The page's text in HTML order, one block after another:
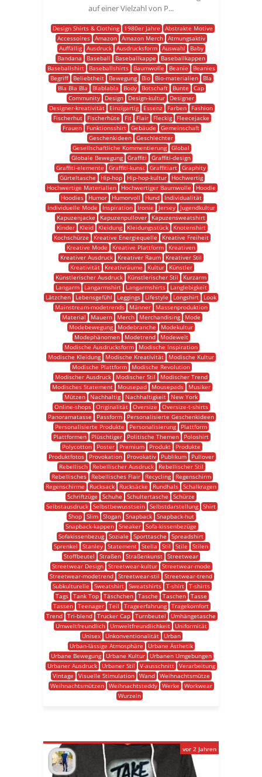
auf einer Vielzahl von P...
Design Shirts & Clothing 1980er Jahre
Abstrakte Motive
Accessoires
Amazon Amazon Merch
Atmungsaktiv
Auffällig
Ausdruck Ausdrucksform Auswahl
Baby
Bandana
Baseball Baseballkappe
Baseballkappen
Baseballshirt
Baseballshirts Baumwolle Beanie
Beanies
Begriff
Beliebtheit Bewegung Bio Bio-materialien
Bla
Bla Bla Bla
Blablabla Body Botschaft Bunte
Cap
Community
Design Design-kultur
Designer
Designer-kreativität
Einzigartig Essenz Farben
Fashion
Fischerhut
Fischerhüte Fit Flair Fleckig
Fleecejacke
Frauen
Funktionsshirt Gebäude
Gemeinschaft
Geschenkideen Geschlechter
Gesellschaftliche Kommentierung Global
Globale Bewegung Graffiti
Graffiti-design
Graffiti-elemente
Graffiti-kunst Graffitiart Graphity
Gürteltasche
Hip-hop Hip-hop-kultur
Hochwertig
Hochwertige Materialien
Hochwertiger Baumwolle
Hoodie
Hoodies
Humor Humorvoll Hund
Individualität
Individuelle Mode
Inspiration Ironie Jersey
Jugendkultur
Kapuzenjacke
Kapuzenpullover
Kapuzensweatshirt
Kinder
Kleid Kleidung Kleidungsstück
Knotenshirt
Kochschürze
Kreative Energiequelle
Kreative Freiheit
Kreative Mode
Kreative Plattform
Kreativen
Kreativer Ausdruck
Kreativer Raum
Kreativer Stil
Kreativität
Kreativräume Kultur
Künstler
Künstlerischer Ausdruck
Künstlerischer Stil
Kurzarm
Langarm
Langarmshirt Langarmshirts
Langlebigkeit
Lätzchen
Lebensgefühl Leggings Lifestyle Longshirt
Look
Mainstream-modetrends
Männer
Massenproduktion
Material
Mauern Merch Merchandising
Mode
Modebewegung
Modebranche
Modekultur
Modephänomen
Modetrend
Modewelt
Modische Ausdrucksform
Modische Inspiration
Modische Kleidung
Modische Kreativität
Modische Kultur
Modische Plattform
Modische Revolution
Modischer Ausdruck
Modischer Stil
Modischer Trend
Modisches Statement
Mousepad Mousepads
Musiker
Mützen
Nachhaltig Nachhaltigkeit
New York
Online-shops
Originalität Oversize
Oversize-t-shirts
Panoramatasse
Passform
Personalisierte Geschenkideen
Personalisierte Produkte
Personalisierung
Plattform
Plattformen
Plüschtiger Politische Themen
Poloshirt
Polycotton
Poster Premium Produkt
Produkte
Produktfotos
Provokation Provokativ Publikum
Pullover
Rebellisch
Rebellischer Ausdruck
Rebellischer Stil
Rebellisches
Rebellisches Flair Recycling
Regenschirm
Regenschirme
Rucksack Rucksäcke Rundhals Schalkragen
Schriftzüge
Schuhe Schultertasche
Schürze
Selbstausdruck Selbstbewusstsein Selbstdarstellung Shirt
Shop
Slim Slogan Snapback
Snapback-hut
Snapback-kappen Sneaker Sofa-kissenbezüge
Sofakissenbezug Soziale Sporttasche
Spreadshirt
Sprenkel
Stanley Statement Stella Stil Stile
Stilen
Stoffbeutel
Straßen Straßenkunst Streetwear
Streetwear Design
Streetwear-kultur
Streetwear-mode
Streetwear-modetrend Streetwear-stil
Streetwear-trend
Subkulturelle
Sweatshirt Sweatshirts T-shirt
T-shirts
Tags
Tank Top Täschchen Tasche Taschen
Tasse
Tassen Teenager Teil Trageerfahrung Tragekomfort
Trend Tri-blend Trucker Cap Turnbeutel
Umhängetasche
Umweltfreundlich
Umweltfreundlichkeit
Uniformität
Unisex
Unkonventionalität
Urban
Urban-lässige Atmosphäre
Urbane Ästhetik
Urbane Bewegung
Urbane Kultur
Urbanen Umgebungen
Urbaner Ausdruck
Urbaner Stil V-ausschnitt
Verarbeitung
Vintage
Visuelle Stimulation Wand
Weihnachtsmütze
Weihnachtsmützen
Weihnachtsteddy Werke
Workwear
Wurzeln
vor 2 Jahren